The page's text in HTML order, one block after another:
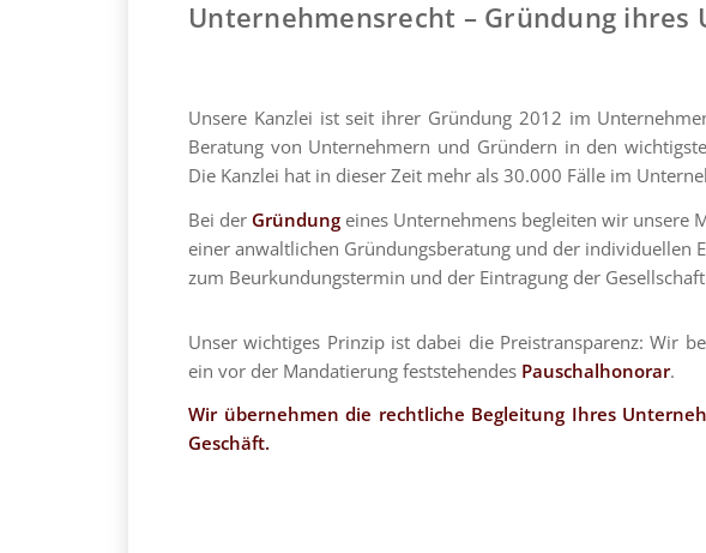
Unternehmensrecht – Gründung ihres
Unsere Kanzlei ist seit ihrer Gründung 2012 im
Beratung von Unternehmern und Gründern in den
Die Kanzlei hat in dieser Zeit mehr als 30.000 Fälle im
Bei der Gründung eines Unternehmens begleiten wir unsere
einer anwaltlichen Gründungsberatung und der individuellen
zum Beurkundungstermin und der Eintragung der
Unser wichtiges Prinzip ist dabei die Preistransparenz: Wir
ein vor der Mandatierung feststehendes Pauschalhonorar.
Wir übernehmen die rechtliche Begleitung Ihres
Geschäft.